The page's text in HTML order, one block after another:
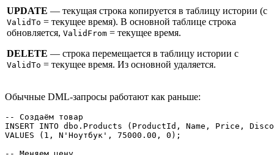
UPDATE — текущая строка копируется в таблицу истории (с
ValidTo = текущее время). В основной таблице строка
обновляется, ValidFrom = текущее время.
DELETE — строка перемещается в таблицу истории с
ValidTo = текущее время. Из основной удаляется.
Обычные DML‑запросы работают как раньше:
-- Создаём товар
INSERT INTO dbo.Products (ProductId, Name, Price,
VALUES (1, N'Ноутбук', 75000.00, 0);